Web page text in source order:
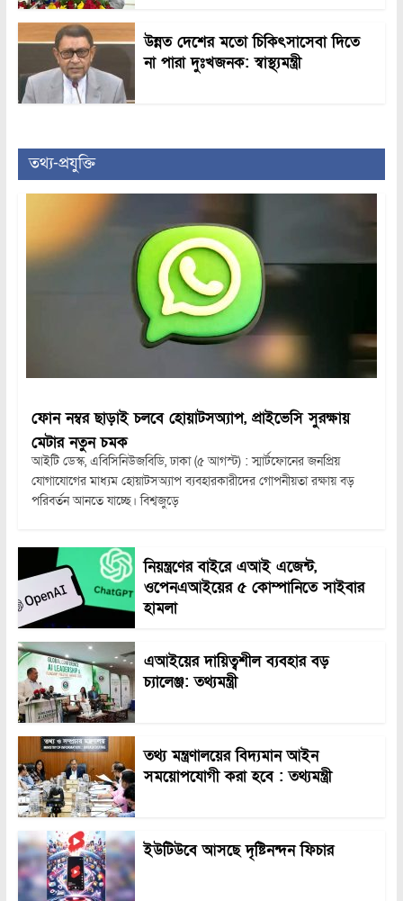
উন্নত দেশের মতো চিকিৎসাসেবা দিতে
না পারা দুঃখজনক: স্বাস্থ্যমন্ত্রী
তথ্য-প্রযুক্তি
ফোন নম্বর ছাড়াই চলবে হোয়াটসঅ্যাপ, প্রাইভেসি সুরক্ষায়
মেটার নতুন চমক
আইটি ডেস্ক, এবিসিনিউজবিডি, ঢাকা (৫ আগস্ট) : স্মার্টফোনের জনপ্রিয়
যোগাযোগের মাধ্যম হোয়াটসঅ্যাপ ব্যবহারকারীদের গোপনীয়তা রক্ষায় বড়
পরিবর্তন আনতে যাচ্ছে। বিশ্বজুড়ে
নিয়ন্ত্রণের বাইরে এআই এজেন্ট,
ওপেনএআইয়ের ৫ কোম্পানিতে সাইবার
হামলা
এআইয়ের দায়িত্বশীল ব্যবহার বড়
চ্যালেঞ্জ: তথ্যমন্ত্রী
তথ্য মন্ত্রণালয়ের বিদ্যমান আইন
সময়োপযোগী করা হবে : তথ্যমন্ত্রী
ইউটিউবে আসছে দৃষ্টিনন্দন ফিচার